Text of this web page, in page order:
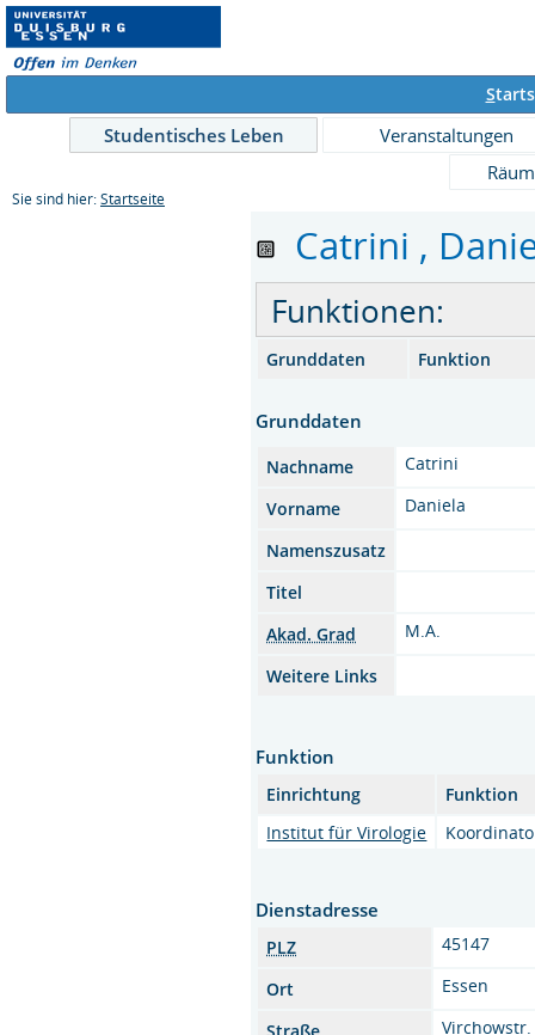
S
Studentisches Leben
Veranstaltungen
Sie sind hier: Startseite
Catrini ,
Funktionen:
Grunddaten Funktion
Grunddaten
Nachname
Catrini
Vorname
Daniela
Namenszusatz
Titel
Akad. Grad
M.A.
Weitere Links
Funktion
Einrichtung
Funktion
Institut für Virologie
Dienstadresse
PLZ
45147
Ort
Essen
Straße